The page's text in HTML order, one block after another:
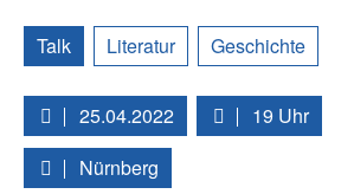
Talk Literatur Geschichte
25.04.2022
19 Uhr
Nürnberg